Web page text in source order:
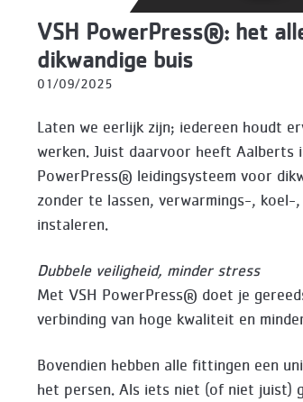
VSH PowerPress®: het
dikwandige buis
01/09/2025
Laten we eerlijk zijn; iedereen houdt
werken. Juist daarvoor heeft Aalberts
PowerPress® leidingsysteem voor
zonder te lassen, verwarmings-,
instaleren.
Dubbele veiligheid, minder stress
Met VSH PowerPress® doet je
verbinding van hoge kwaliteit en
Bovendien hebben alle fittingen een
het persen. Als iets niet (of niet juist)